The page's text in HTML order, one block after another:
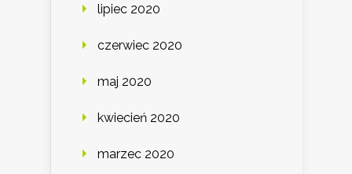
lipiec 2020
czerwiec 2020
maj 2020
kwiecień 2020
marzec 2020